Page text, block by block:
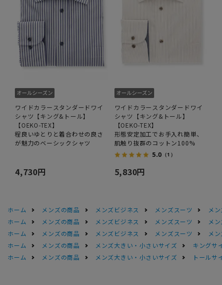
ワイドカラースタンダードワイ
シャツ【キング&トール】
【OEKO-TEX】
程良いゆとりと着合わせの良さ
が魅力のベーシックシャツ
4,730円
ワイドカラースタンダードワイ
シャツ【キング&トール】
【OEKO-TEX】
形態安定加工でお手入れ簡単、
肌触り抜群のコットン100%
5.0 （1）
5,830円
ホーム メンズの商品 メンズビジネス メンズスーツ
メ
ホーム
メンズの商品 メンズビジネス メンズスーツ
メ
ホーム
メンズの商品 メンズビジネス メンズスーツ
メ
ホーム
メンズの商品 メンズ大きい・小さいサイズ
キングサ
ホーム
メンズの商品 メンズ大きい・小さいサイズ トールサ